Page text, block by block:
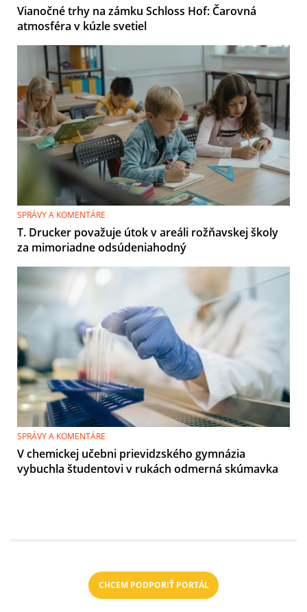
Vianočné trhy na zámku Schloss Hof: Čarovná
atmosféra v kúzle svetiel
SPRÁVY A KOMENTÁRE
T. Drucker považuje útok v areáli rožňavskej školy
za mimoriadne odsúdeniahodný
SPRÁVY A KOMENTÁRE
V chemickej učebni prievidzského gymnázia
vybuchla študentovi v rukách odmerná skúmavka
CHCEM PODPORIŤ PORTÁL